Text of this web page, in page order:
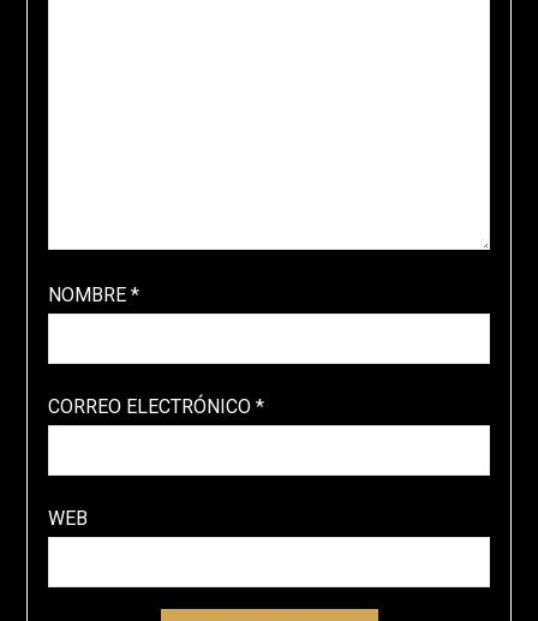
NOMBRE *
CORREO ELECTRÓNICO *
WEB